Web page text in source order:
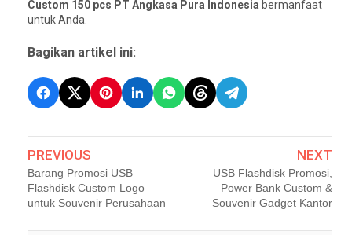
Custom 150 pcs PT Angkasa Pura Indonesia bermanfaat
untuk Anda.
Bagikan artikel ini:
PREVIOUS
Barang Promosi USB
Flashdisk Custom Logo
untuk Souvenir Perusahaan
NEXT
USB Flashdisk Promosi,
Power Bank Custom &
Souvenir Gadget Kantor